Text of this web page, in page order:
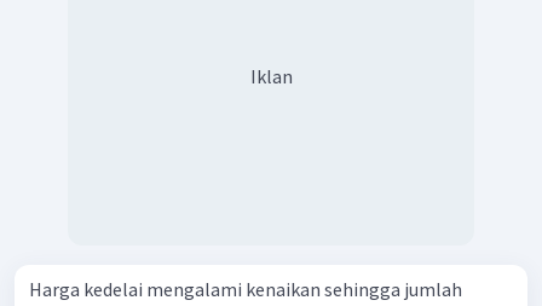
Iklan
Harga kedelai mengalami kenaikan sehingga jumlah